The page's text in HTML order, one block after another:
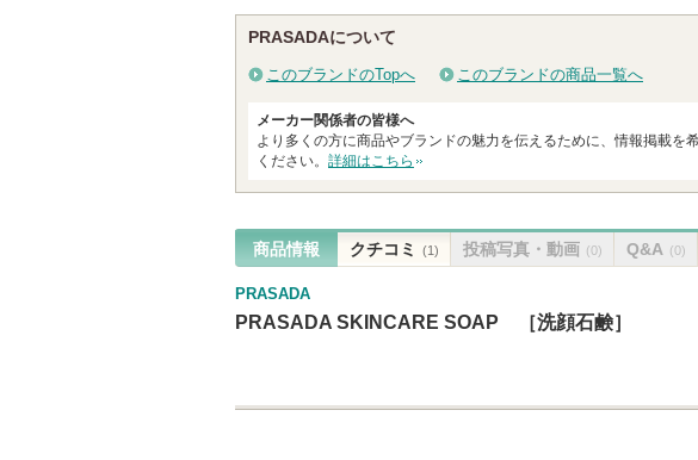
PRASADAについて
このブランドのTopへ このブランドの商品一覧へ
メーカー関係者の皆様へ
より多くの方に商品やブランドの魅力を伝えるために、情報掲載を
ください。 詳細はこちら
商品情報 クチコミ (1) 投稿写真・動画 (0) Q&A (0)
PRASADA
PRASADA SKINCARE SOAP ［洗顔石鹸］